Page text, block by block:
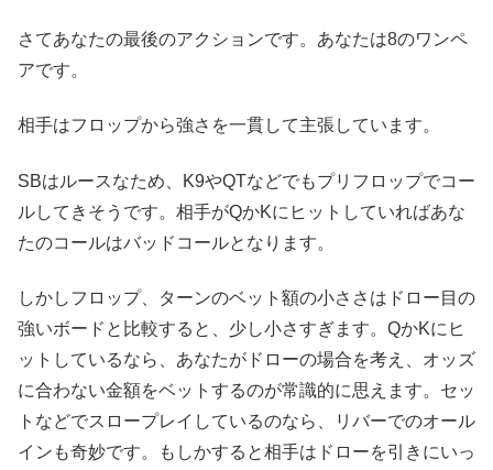
さてあなたの最後のアクションです。あなたは8のワンペ
アです。
相手はフロップから強さを一貫して主張しています。
SBはルースなため、K9やQTなどでもプリフロップでコー
ルしてきそうです。相手がQかKにヒットしていればあな
たのコールはバッドコールとなります。
しかしフロップ、ターンのベット額の小ささはドロー目の
強いボードと比較すると、少し小さすぎます。QかKにヒ
ットしているなら、あなたがドローの場合を考え、オッズ
に合わない金額をベットするのが常識的に思えます。セッ
トなどでスロープレイしているのなら、リバーでのオール
インも奇妙です。もしかすると相手はドローを引きにいっ